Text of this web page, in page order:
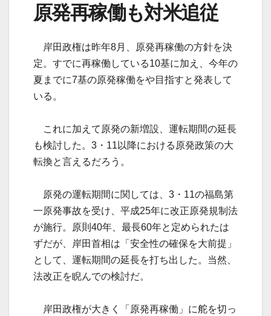
原発再稼働も対米追従
岸田政権は昨年8月、原発再稼働の方針を決
定。すでに再稼働している10基に加え、今年の
夏までに7基の原発稼働をや目指すと発表して
いる。
これに加えて原発の新増設、運転期間の延長
も検討した。3・11以降における原発政策の大
転換と言えるだろう。
原発の運転期間に関しては、3・11の福島第
一原発事故を受け、平成25年に改正原発規制法
が施行。原則40年、最長60年と定められたは
ずだが、岸田首相は「安全性の確保を大前提」
として、運転期間の延長を打ち出した。当然、
法改正を睨んでの検討だ。
岸田政権が大きく「原発再稼働」に舵を切っ